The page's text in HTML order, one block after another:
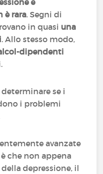
e
è rara. Segni di
in quasi una
. Allo stesso modo,
dipendenti
se i
i problemi
avanzate
che non appena
depressione, il